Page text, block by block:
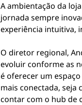
A ambientação da
jornada sempre
experiência intuitiva,
O diretor regional,
evoluir conforme as
é oferecer um
mais conectada, seja
contar com o hub de